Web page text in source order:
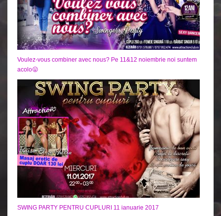
Voulez-vous combiner avec nous? Pe 11&12 noiembrie noi suntem
acolo😛
SWING PARTY PENTRU CUPLURI 11 ianuarie 2017